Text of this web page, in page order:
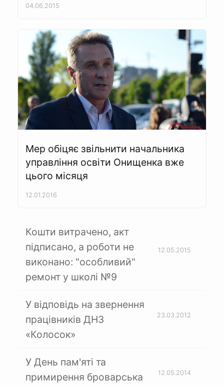
04.06.2015
Мер обіцяє звільнити начальника
управління освіти Онищенка вже
цього місяця
12.01.2016
Кошти витрачено, акт
підписано, а роботи не
виконано: "особливий"
ремонт у школі №9
12.05.2015
У відповідь на звернення
працівників ДНЗ
«Колосок»
23.03.2012
У День пам'яті та
примирення броварська
12.05.2014